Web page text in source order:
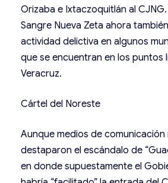
Orizaba e Ixtaczoquitlán al
Sangre Nueva Zeta ahora
actividad delictiva en algunos
que se encuentran en los puntos
Veracruz.
Cártel del Noreste
Aunque medios de comunicación
destaparon el escándalo de
en donde supuestamente el